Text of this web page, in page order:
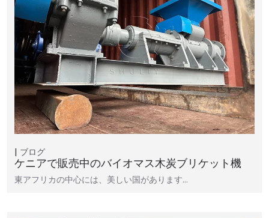
ブログ
ケニアで販売中のバイオマス木炭ブリケット機
東アフリカの中心には、美しい国があります…